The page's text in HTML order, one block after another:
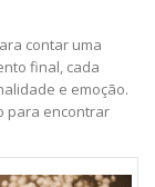
contar uma
final, cada
e emoção.
para encontrar